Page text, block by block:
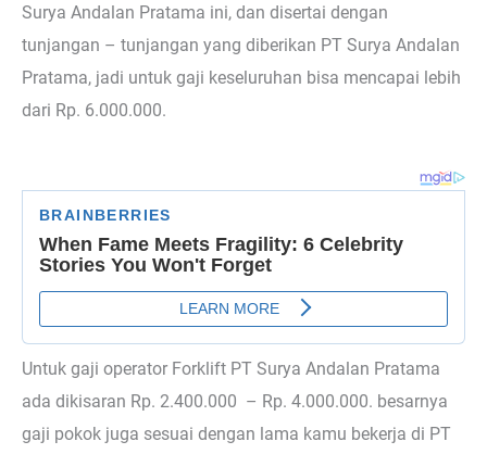
Surya Andalan Pratama ini, dan disertai dengan
tunjangan – tunjangan yang diberikan PT Surya Andalan
Pratama, jadi untuk gaji keseluruhan bisa mencapai lebih
dari Rp. 6.000.000.
Untuk gaji operator Forklift PT Surya Andalan Pratama
ada dikisaran Rp. 2.400.000 – Rp. 4.000.000. besarnya
gaji pokok juga sesuai dengan lama kamu bekerja di PT